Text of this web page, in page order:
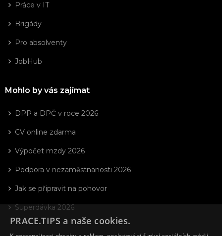
Práce v IT
Brigády
Pro absolventy
JobHub
Mohlo by vás zajímat
DPP a DPČ v roce 2026
CV online zdarma
Výpočet mzdy 2026
Podpora v nezaměstnanosti 2026
Jak se připravit na pohovor
Superdávka 2026
PRACE.TIPS a naše cookies.